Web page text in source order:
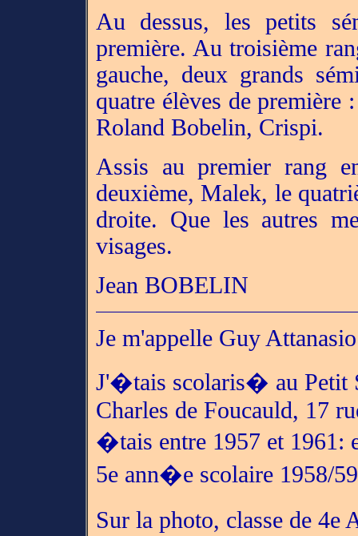
Au dessus, les petits
première. Au troisième
gauche, deux grands
quatre élèves de
Roland Bobelin, Crispi.
Assis au premier rang
deuxième, Malek, le
droite. Que les autres
visages.
Jean BOBELIN
Je m'appelle Guy Attanasio
J'�tais scolaris� au Petit
Charles de Foucauld, 17
�tais entre 1957 et 1961:
5e ann�e scolaire 1958/
Sur la photo, classe de